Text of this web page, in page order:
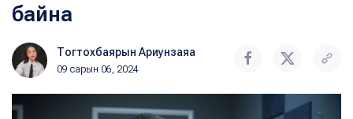
байна
Тогтохбаярын Ариунзаяа
09 сарын 06, 2024